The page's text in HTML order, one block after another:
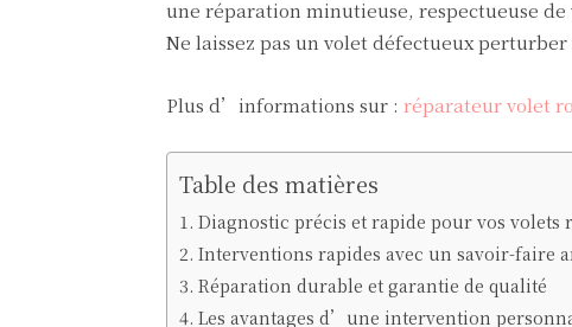
une réparation minutieuse, respectueuse
Ne laissez pas un volet défectueux
Plus d’informations sur : réparateur volet
Table des matières
Diagnostic précis et rapide pour vos volets
Interventions rapides avec un savoir-faire
Réparation durable et garantie de qualité
Les avantages d’une intervention